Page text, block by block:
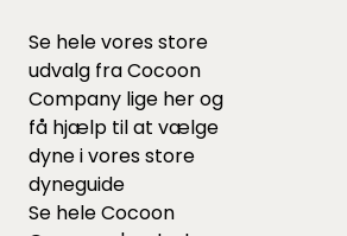
Se hele vores store
udvalg fra Cocoon
Company lige herog
få hjælp til at vælge
dyne i voresstore
dyneguide
Se heleCocoon